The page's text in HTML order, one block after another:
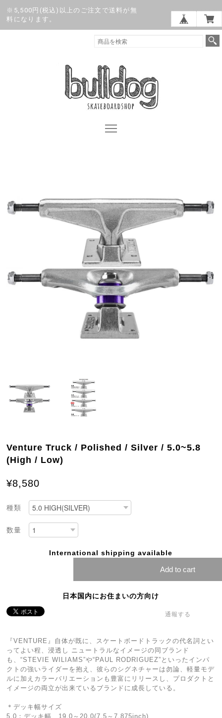
※5,500円(税込)以上のご注文で送料が無
料になります。
Venture Truck / Polished / Silver / 5.0~5.8
(High / Low)
¥8,580
種類
数量
International shipping available
Add to cart
日本国内にお住まいの方向け
通報する
『VENTURE』自体が既に、スケートボードトラックの代名詞とい
ってよい程、浸透し ニュートラルなイメージの同ブランド
も、“STEVIE WILIAMS”や“PAUL RODRIGUEZ”といったインパ
クトの強いライダーを抱え、彼らのシグネチャーは勿論、軽量モデ
ルに加えカラーバリエーションも豊富にリリースし、プロダクトと
イメージの両立が出来ているブランドに成長している。
＊デッキ幅サイズ
5.0：デッキ幅 19.0～20.0(7.5～7.875inch)